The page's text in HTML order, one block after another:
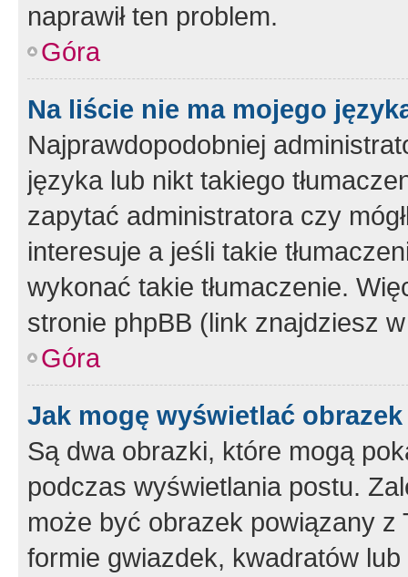
naprawił ten problem.
Góra
Na liście nie ma mojego
Najprawdopodobniej
języka lub nikt takiego
zapytać administratora czy
interesuje a jeśli takie
wykonać takie tłumaczenie.
stronie phpBB (link znajdziesz
Góra
Jak mogę wyświetlać
Są dwa obrazki, które mogą
podczas wyświetlania postu.
może być obrazek powiązany z
formie gwiazdek, kwadratów